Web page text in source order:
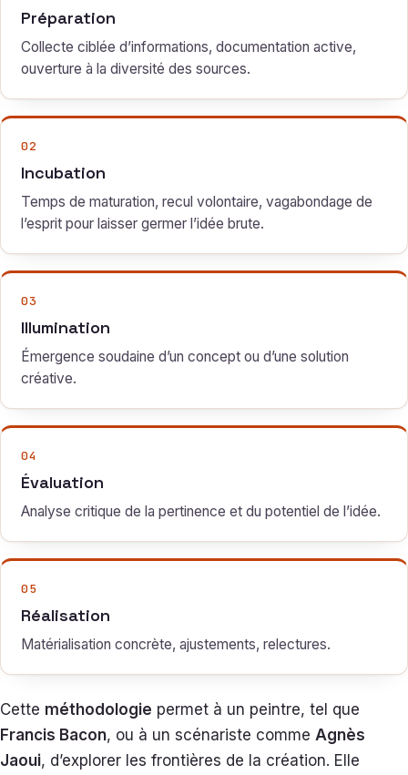
Préparation
Collecte ciblée d’informations, documentation active,
ouverture à la diversité des sources.
02
Incubation
Temps de maturation, recul volontaire, vagabondage de
l’esprit pour laisser germer l’idée brute.
03
Illumination
Émergence soudaine d’un concept ou d’une solution
créative.
04
Évaluation
Analyse critique de la pertinence et du potentiel de l’idée.
05
Réalisation
Matérialisation concrète, ajustements, relectures.
Cette méthodologie permet à un peintre, tel que
Francis Bacon, ou à un scénariste comme Agnès
Jaoui, d’explorer les frontières de la création. Elle